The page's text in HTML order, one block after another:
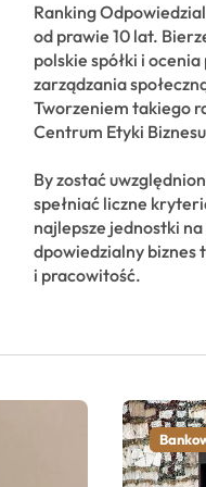
Ranking
od prawie 10 lat.
polskie spółki i
zarządzania
Tworzeniem takiego
Centrum Etyki
By zostać
spełniać liczne
najlepsze jednostki
dpowiedzialny biznes
i pracowitość.